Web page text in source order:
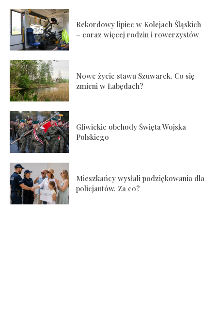
Rekordowy lipiec w Kolejach Śląskich
– coraz więcej rodzin i rowerzystów
Nowe życie stawu Szuwarek. Co się
zmieni w Łabędach?
Gliwickie obchody Święta Wojska
Polskiego
Mieszkańcy wysłali podziękowania dla
policjantów. Za co?